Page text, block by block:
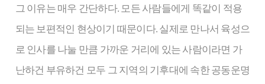
그 이유는 매우 간단하다. 모든 사람들에게 똑같이 적용
되는 보편적인 현상이기 때문이다. 실제로 만나서 육성으
로 인사를 나눌 만큼 가까운 거리에 있는 사람이라면 가
난하건 부유하건 모두 그 지역의 기후대에 속한 공동운명